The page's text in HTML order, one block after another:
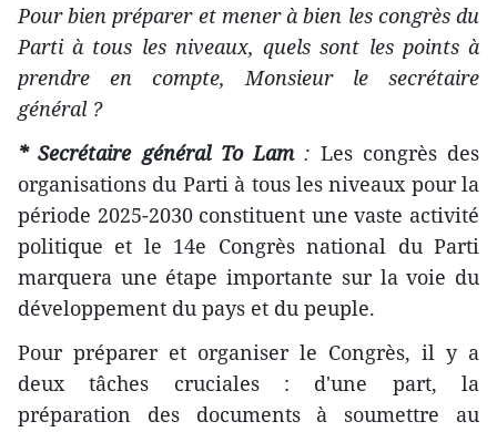
Pour bien préparer et mener à bien les congrès du
Parti à tous les niveaux, quels sont les points à
prendre en compte, Monsieur le secrétaire
général ?
* Secrétaire général To Lam: Les congrès des
organisations du Parti à tous les niveaux pour la
période 2025-2030 constituent une vaste activité
politique et le 14e Congrès national du Parti
marquera une étape importante sur la voie du
développement du pays et du peuple.
Pour préparer et organiser le Congrès, il y a
deux tâches cruciales : d'une part, la
préparation des documents à soumettre au